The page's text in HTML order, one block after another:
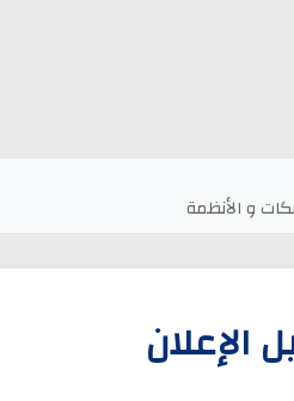
و الأنظمة
الإعلان